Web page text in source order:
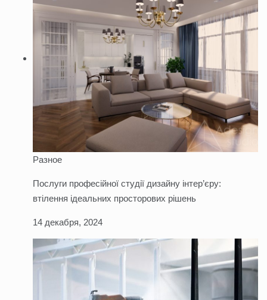
Разное
Послуги професійної студії дизайну інтер’єру:
втілення ідеальних просторових рішень
14 декабря, 2024